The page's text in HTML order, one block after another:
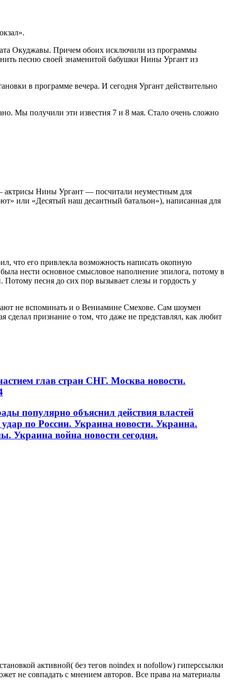
Окуджавы. Причем обоих исключили из программы
песню своей знаменитой бабушки Нины Ургант из
в программе вечера. И сегодня Ургант действительно
Мы получили эти известия 7 и 8 мая. Стало очень сложно
актрисы Нины Ургант — посчитали неуместным для
или «Десятый наш десантный батальон»), написанная для
что его привлекла возможность написать окопную
нести основное смысловое наполнение эпилога, потому в
песня до сих пор вызывает слезы и гордость у
не вспоминать и о Вениамине Смехове. Сам шоумен
сделал признание о том, что даже не представлял, как любит
глав стран СНГ. Москва новости.
популярно объяснил действия властей
по России. Украина новости. Украина.
Украина война новости сегодня.
активной( без тегов noindex и nofollow) гиперссылки
не совпадать с мнением авторов. Все права на материалы